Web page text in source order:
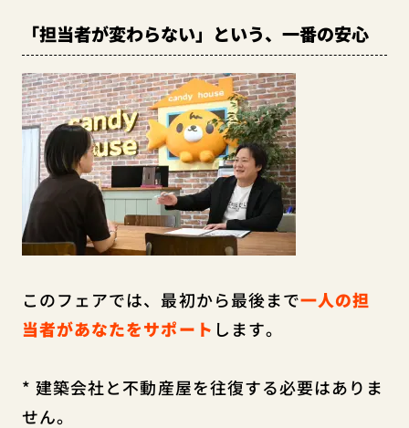
「担当者が変わらない」という、一番の安心
このフェアでは、最初から最後まで一人の担
当者があなたをサポート します。
* 建築会社と不動産屋を往復する必要はありま
せん。